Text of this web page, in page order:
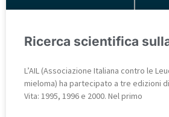
Ricerca scientifica
L’AIL (Associazione Italiana contro le
mieloma) ha partecipato a tre edizioni
Vita: 1995, 1996 e 2000. Nel primo